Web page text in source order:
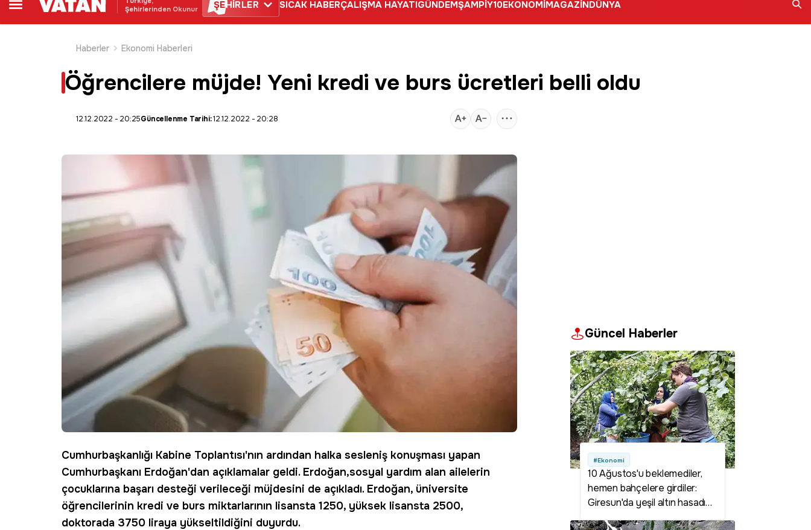
Şehirlerinden Okunur
ŞEHİRLER SICAK HABERÇALIŞMA HAYATIGÜNDEMŞAMPİY10EKONOMİMAGAZİNDÜNYA
Haberler
Ekonomi Haberleri
Öğrencilere müjde! Yeni kredi ve burs ücretleri belli oldu
12.12.2022 - 20:25Güncellenme Tarihi:12.12.2022 - 20:28
Cumhurbaşkanlığı Kabine Toplantısı'nın ardından halka sesleniş konuşması yapan
Cumhurbaşkanı Erdoğan'dan açıklamalar geldi. Erdoğan,sosyal yardım alan ailelerin
çocuklarına başarı desteği verileceği müjdesini de açıkladı. Erdoğan, üniversite
öğrencilerinin kredi ve burs miktarlarının lisansta 1250, yüksek lisansta 2500,
doktorada 3750 liraya yükseltildiğini duyurdu.
Güncel Haberler
#Ekonomi
10 Ağustos'u beklemediler,
hemen bahçelere girdiler:
Giresun'da yeşil altın hasadı